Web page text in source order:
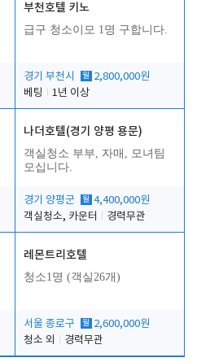
부천호텔 키노
급구 청소이모 1명 구합니다.
경기 부천시 월 2,800,000원
베팅
1년 이상
나더호텔(경기 양평 용문)
객실청소 부부, 자매, 모녀팀
모십니다.
경기 양평군 월 4,400,000원
객실청소, 카운터
경력무관
레몬트리호텔
청소1명 (객실26개)
서울 종로구 월 2,600,000원
청소 외
경력무관